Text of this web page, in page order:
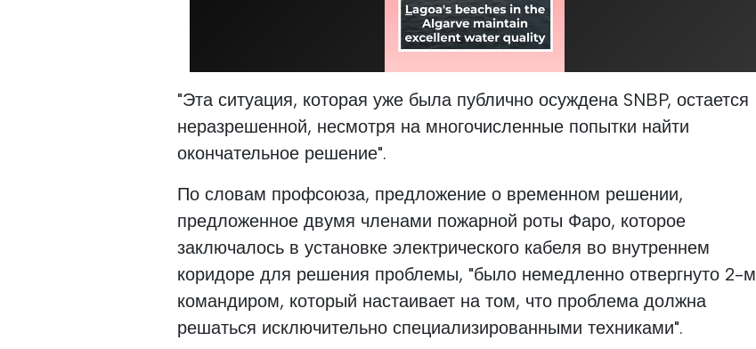
"Эта ситуация, которая уже была публично осуждена SNBP, остается
неразрешенной, несмотря на многочисленные попытки найти
окончательное решение".
По словам профсоюза, предложение о временном решении,
предложенное двумя членами пожарной роты Фаро, которое
заключалось в установке электрического кабеля во внутреннем
коридоре для решения проблемы, "было немедленно отвергнуто 2-м
командиром, который настаивает на том, что проблема должна
решаться исключительно специализированными техниками".